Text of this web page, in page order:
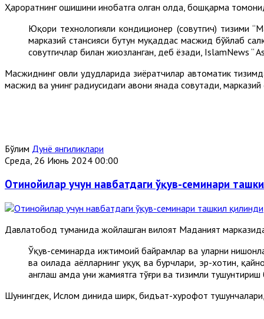
Ҳароратнинг ошишини инобатга олган ҳолда, бошқарма
Юқори технологияли кондиционер (совутгич) тизими
марказий стансияси бутун муқаддас масжид бўйлаб
совутгичлар билан жиҳозланган, деб ёзади, IslamNews “
Масжиднинг ҳовли ҳудудларида зиёратчилар автоматик
масжид ва унинг радиусидаги ҳавони янада совутади,
Бўлим Дунё янгиликлари
Среда, 26 Июнь 2024 00:00
Отинойилар учун навбатдаги ўқув-семинари
Давлатобод туманида жойлашган вилоят Маданият
Ўқув-семинарда ижтимоий байрамлар ва уларни
ва оилада аёлларнинг ҳуқуқ ва бурчлари, эр-хотин,
англаш ҳамда уни жамиятга тўғри ва тизимли
Шунингдек, Ислом динида ширк, бидъат-хурофот